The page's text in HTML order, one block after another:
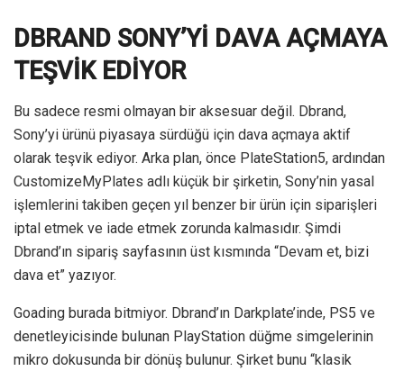
DBRAND SONY’Yİ DAVA AÇMAYA
TEŞVİK EDİYOR
Bu sadece resmi olmayan bir aksesuar değil. Dbrand,
Sony’yi ürünü piyasaya sürdüğü için dava açmaya aktif
olarak teşvik ediyor. Arka plan, önce PlateStation5, ardından
CustomizeMyPlates adlı küçük bir şirketin, Sony’nin yasal
işlemlerini takiben geçen yıl benzer bir ürün için siparişleri
iptal etmek ve iade etmek zorunda kalmasıdır. Şimdi
Dbrand’ın sipariş sayfasının üst kısmında “Devam et, bizi
dava et” yazıyor.
Goading burada bitmiyor. Dbrand’ın Darkplate’inde, PS5 ve
denetleyicisinde bulunan PlayStation düğme simgelerinin
mikro dokusunda bir dönüş bulunur. Şirket bunu “klasik